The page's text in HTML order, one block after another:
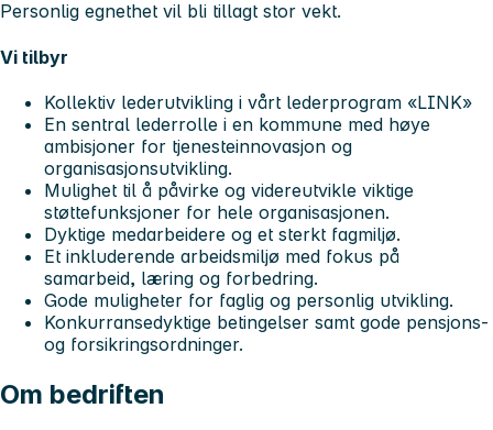
Personlig egnethet vil bli tillagt stor vekt.
Vi tilbyr
Kollektiv lederutvikling i vårt lederprogram «LINK»
En sentral lederrolle i en kommune med høye
ambisjoner for tjenesteinnovasjon og
organisasjonsutvikling.
Mulighet til å påvirke og videreutvikle viktige
støttefunksjoner for hele organisasjonen.
Dyktige medarbeidere og et sterkt fagmiljø.
Et inkluderende arbeidsmiljø med fokus på
samarbeid, læring og forbedring.
Gode muligheter for faglig og personlig utvikling.
Konkurransedyktige betingelser samt gode pensjons-
og forsikringsordninger.
Om bedriften